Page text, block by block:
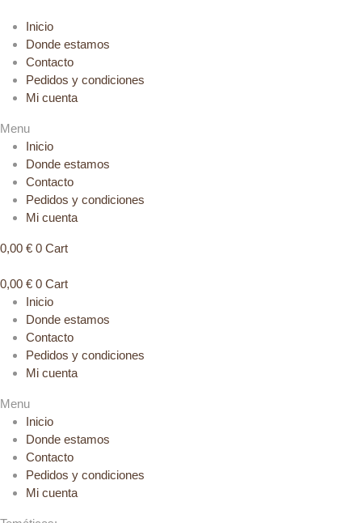
Inicio
Donde estamos
Contacto
Pedidos y condiciones
Mi cuenta
Menu
Inicio
Donde estamos
Contacto
Pedidos y condiciones
Mi cuenta
0,00 € 0 Cart
0,00 € 0 Cart
Inicio
Donde estamos
Contacto
Pedidos y condiciones
Mi cuenta
Menu
Inicio
Donde estamos
Contacto
Pedidos y condiciones
Mi cuenta